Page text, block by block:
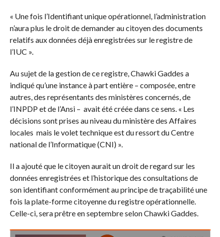
« Une fois l’Identifiant unique opérationnel, l’administration
n’aura plus le droit de demander au citoyen des documents
relatifs aux données déjà enregistrées sur le registre de
l’IUC ».
Au sujet de la gestion de ce registre, Chawki Gaddes a
indiqué qu’une instance à part entière – composée, entre
autres, des représentants des ministères concernés, de
l’INPDP et de l’Ansi – avait été créée dans ce sens. « Les
décisions sont prises au niveau du ministère des Affaires
locales mais le volet technique est du ressort du Centre
national de l’Informatique (CNI) ».
Il a ajouté que le citoyen aurait un droit de regard sur les
données enregistrées et l’historique des consultations de
son identifiant conformément au principe de traçabilité une
fois la plate-forme citoyenne du registre opérationnelle.
Celle-ci, sera prêtre en septembre selon Chawki Gaddes.